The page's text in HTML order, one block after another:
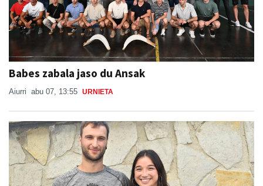
Babes zabala jaso du Ansak
Aiurri abu 07, 13:55 URNIETA